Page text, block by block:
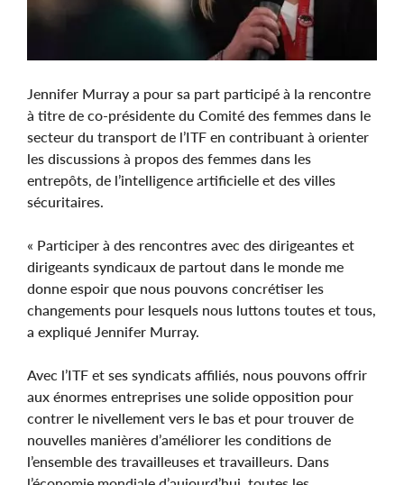
Jennifer Murray a pour sa part participé à la rencontre
à titre de co-présidente du Comité des femmes dans le
secteur du transport de l’ITF en contribuant à orienter
les discussions à propos des femmes dans les
entrepôts, de l’intelligence artificielle et des villes
sécuritaires.
« Participer à des rencontres avec des dirigeantes et
dirigeants syndicaux de partout dans le monde me
donne espoir que nous pouvons concrétiser les
changements pour lesquels nous luttons toutes et tous,
a expliqué Jennifer Murray.
Avec l’ITF et ses syndicats affiliés, nous pouvons offrir
aux énormes entreprises une solide opposition pour
contrer le nivellement vers le bas et pour trouver de
nouvelles manières d’améliorer les conditions de
l’ensemble des travailleuses et travailleurs. Dans